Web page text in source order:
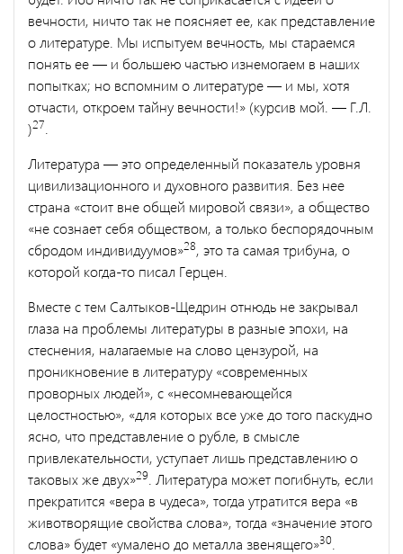
вечности, ничто так не поясняет ее, как представление
о литературе. Мы испытуем вечность, мы стараемся
понять ее — и большею частью изнемогаем в наших
попытках; но вспомним о литературе — и мы, хотя
отчасти, откроем тайну вечности!» (кур­сив мой. — Г.Л.
)27
Литература — это определенный показатель уровня
цивилиза­ционного и духовного развития. Без нее
страна «стоит вне общей мировой связи», а общество
«не сознает себя обществом, а только беспорядочным
сбродом индивидуумов»28, это та самая трибуна, о
которой когда-то писал Герцен.
Вместе с тем Салтыков-Щедрин отнюдь не закрывал
глаза на проблемы литературы в разные эпохи, на
стеснения, налагаемые на слово цензурой, на
проникновение в литературу «современных
проворных людей», с «несомневающейся
целостностью», «для ко­торых все уже до того паскудно
ясно, что представление о рубле, в смысле
привлекательности, уступает лишь представлению о
та­ковых же двух»29 . Литература может погибнуть, если
прекратится «вера в чудеса», тогда утратится вера «в
животворящие свойства слова», тогда «значение этого
слова» будет «умалено до металла звенящего»30